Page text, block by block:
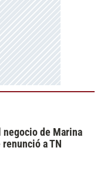
de Marina
a TN